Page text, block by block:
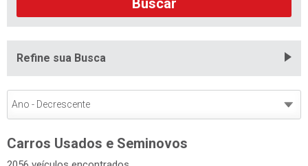
Refine sua Busca
Carros Usados e Seminovos